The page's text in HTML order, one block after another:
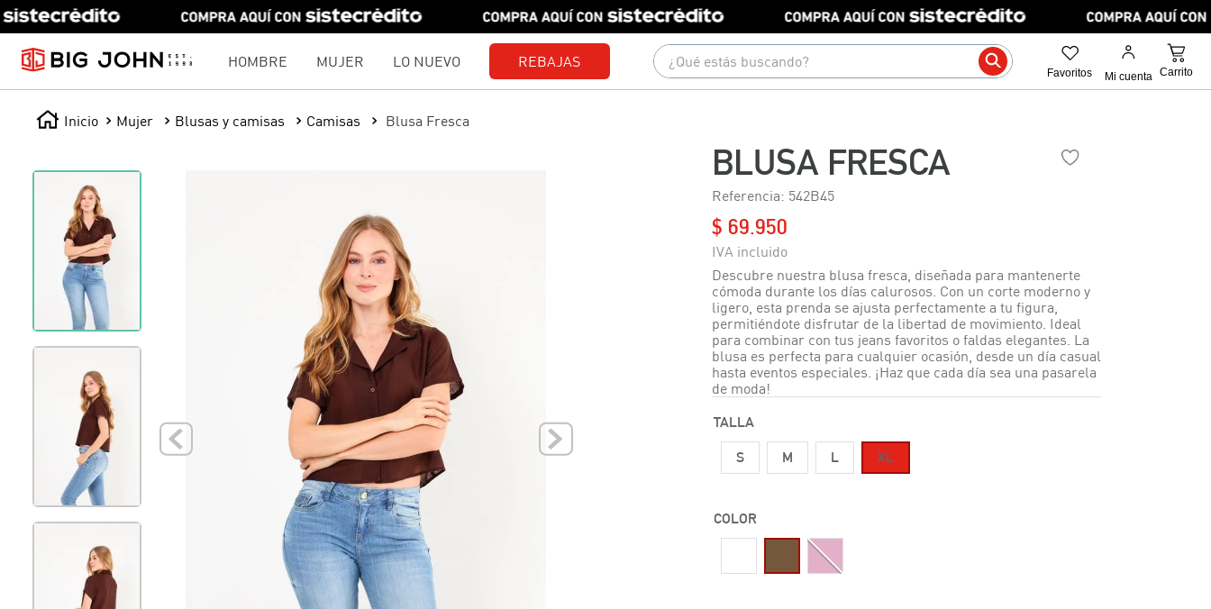
HOMBRE MUJER LO NUEVO REBAJAS
¿Qué estás buscando?
Mujer Blusas y camisas Camisas Blusa Fresca
BLUSA FRESCA
Referencia: 542B45
$ 69.950
Descubre nuestra blusa fresca, diseñada para mantenerte
cómoda durante los días calurosos. Con un corte moderno y
ligero, esta prenda se ajusta perfectamente a tu figura,
permitiéndote disfrutar de la libertad de movimiento. Ideal
para combinar con tus jeans favoritos o faldas elegantes. La
blusa es perfecta para cualquier ocasión, desde un día casual
hasta eventos especiales. ¡Haz que cada día sea una pasarela
de moda!
TALLA
S M L XL
COLOR